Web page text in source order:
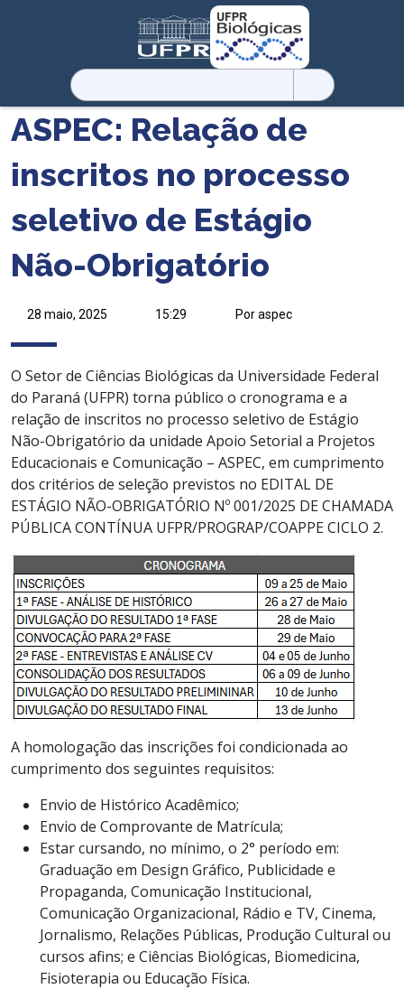
Pesquisar
por:
ASPEC: Relação de
inscritos no processo
seletivo de Estágio
Não-Obrigatório
28 maio, 2025 15:29 Por aspec
O Setor de Ciências Biológicas da Universidade Federal
do Paraná (UFPR) torna público o cronograma e a
relação de inscritos no processo seletivo de Estágio
Não-Obrigatório da unidade Apoio Setorial a Projetos
Educacionais e Comunicação – ASPEC, em cumprimento
dos critérios de seleção previstos no EDITAL DE
ESTÁGIO NÃO-OBRIGATÓRIO Nº 001/2025 DE CHAMADA
PÚBLICA CONTÍNUA UFPR/PROGRAP/COAPPE CICLO 2.
A homologação das inscrições foi condicionada ao
cumprimento dos seguintes requisitos:
Envio de Histórico Acadêmico;
Envio de Comprovante de Matrícula;
Estar cursando, no mínimo, o 2° período em:
Graduação em Design Gráfico, Publicidade e
Propaganda, Comunicação Institucional,
Comunicação Organizacional, Rádio e TV, Cinema,
Jornalismo, Relações Públicas, Produção Cultural ou
cursos afins; e Ciências Biológicas, Biomedicina,
Fisioterapia ou Educação Física.